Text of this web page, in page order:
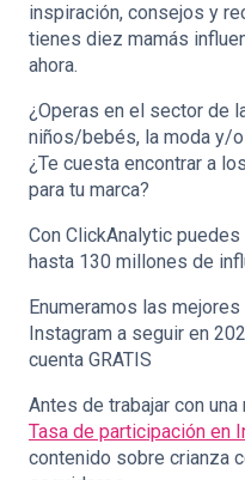
inspiración, consejos y
tienes diez mamás
ahora.
¿Operas en el sector de
niños/bebés, la moda y/
¿Te cuesta encontrar a
para tu marca?
Con ClickAnalytic
hasta 130 millones de
Enumeramos las
Instagram a seguir en
cuenta GRATIS
Antes de trabajar con
Tasa de participación en
contenido sobre crianza